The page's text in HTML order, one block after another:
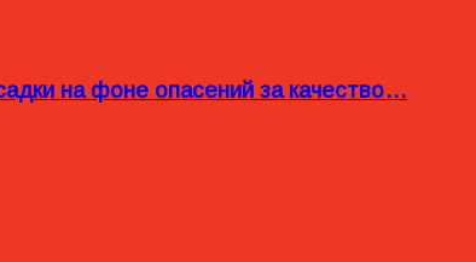
на фоне опасений за качество…